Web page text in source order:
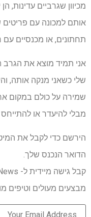
מכיוון שגרביים עדינות,
אותם למכונה עם פריטים
תחתונים, או מכנסיים עם
אני תמיד מוצא את הגרב
שלי כשאני מנקה אותה,
שמירה על כולם במקום
מבלי להיעדר או
הירשם כדי לקבל את
הדואר הנכנס שלך.
מבצעים מעולים וטיפים